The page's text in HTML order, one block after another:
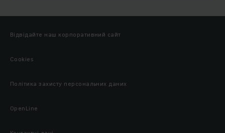
Відвідайте наш корпоративний сайт
Cookies
Політика захисту персональних даних
OpenLine